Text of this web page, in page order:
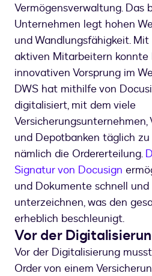
Vermögensverwaltung. Das
Unternehmen legt hohen
und Wandlungsfähigkeit.
aktiven Mitarbeitern konnte
innovativen Vorsprung im
DWS hat mithilfe von
digitalisiert, mit dem viele
und Depotbanken täglich
nämlich die Ordererteilung.
Signatur von Docusign
und Dokumente schnell und
unterzeichnen, was den
erheblich beschleunigt.
Vor der
Vor der Digitalisierung
Order von einem